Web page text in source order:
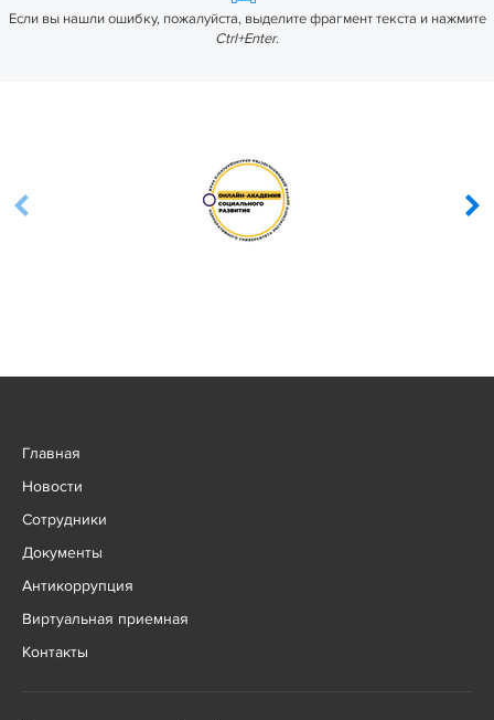
Если вы нашли ошибку, пожалуйста, выделите фрагмент текста и нажмите
Ctrl+Enter.
Главная
Новости
Сотрудники
Документы
Антикоррупция
Виртуальная приемная
Контакты